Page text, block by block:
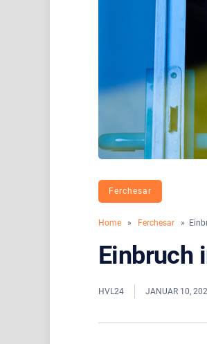
Ferchesar
Home » Ferchesar »
Einbruch
HVL24 JANUAR 10,